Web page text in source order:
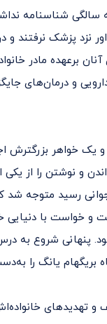
سالگی شناسنامه
نزد پزشک نرفتند و
برعهده مادر
و درمان‌های
و یک خواهر بزرگترش
و نوشتن را از یکی
رسید متوجه شد
و خواست با دنیایی
پنهانی شروع به
بریگهام یانگ را
تهدیدهای